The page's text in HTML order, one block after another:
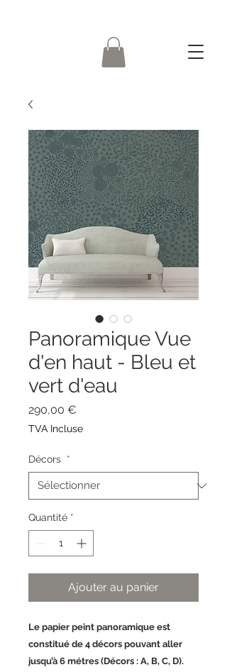
Panoramique Vue
d'en haut - Bleu et
vert d'eau
290,00 €
TVA Incluse
Décors *
Quantité *
Ajouter au panier
Le papier peint panoramique est
constitué de 4 décors pouvant aller
jusqu’à 6 métres (Décors : A, B, C, D).